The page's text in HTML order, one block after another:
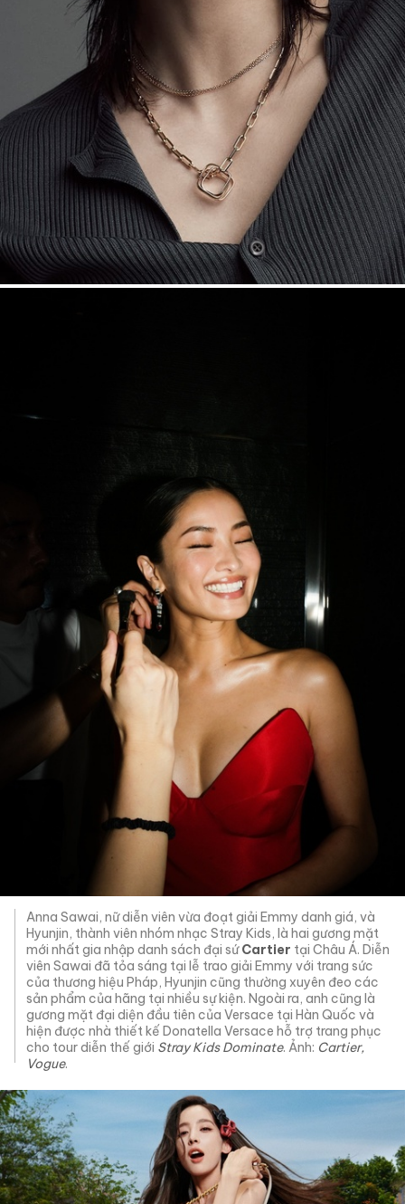
Anna Sawai, nữ diễn viên vừa đoạt giải Emmy danh giá, và
Hyunjin, thành viên nhóm nhạc Stray Kids, là hai gương mặt
mới nhất gia nhập danh sách đại sứCartier tại Châu Á. Diễn
viên Sawai đã tỏa sáng tại lễ trao giải Emmy với trang sức
của thương hiệu Pháp, Hyunjin cũng thường xuyên đeo các
sản phẩm của hãng tại nhiều sự kiện. Ngoài ra, anh cũng là
gương mặt đại diện đầu tiên của Versace tại Hàn Quốc và
hiện được nhà thiết kế Donatella Versace hỗ trợ trang phục
cho tour diễn thế giới Stray Kids Dominate. Ảnh: Cartier,
Vogue.